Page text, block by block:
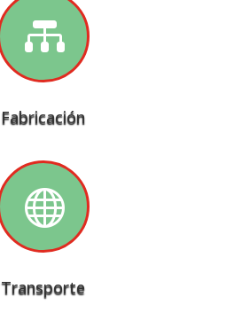

Fabricación

Transporte